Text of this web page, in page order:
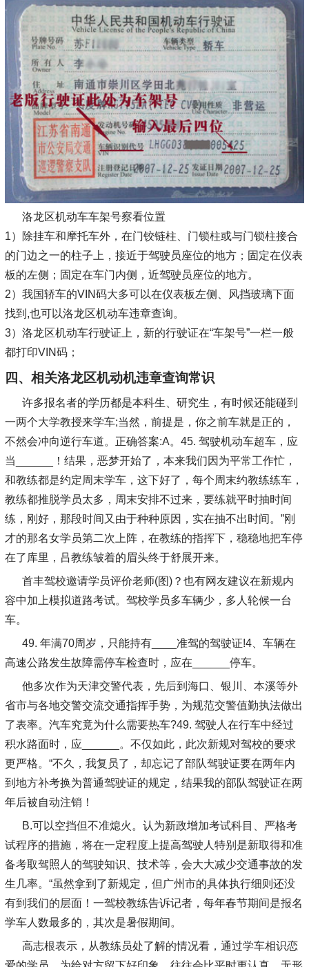
洛龙区机动车车架号察看位置
1）除挂车和摩托车外，在门铰链柱、门锁柱或与门锁柱接合
的门边之一的柱子上，接近于驾驶员座位的地方；固定在仪表
板的左侧；固定在车门内侧，近驾驶员座位的地方。
2）我国轿车的VIN码大多可以在仪表板左侧、风挡玻璃下面
找到,也可以洛龙区机动车违章查询。
3）洛龙区机动车行驶证上，新的行驶证在“车架号”一栏一般
都打印VIN码；
四、相关洛龙区机动机违章查询常识
许多报名者的学历都是本科生、研究生，有时候还能碰到
一两个大学教授来学车;当然，前提是，你之前车就是正的，
不然会冲向逆行车道。正确答案:A。45. 驾驶机动车超车，应
当______！结果，恶梦开始了，本来我们因为平常工作忙，
和教练都是约定周末学车，这下好了，每个周末约教练练车，
教练都推脱学员太多，周末安排不过来，要练就平时抽时间
练，刚好，那段时间又由于种种原因，实在抽不出时间。”刚
才的那名女学员第二次上阵，在教练的指挥下，稳稳地把车停
在了库里，吕教练皱着的眉头终于舒展开来。
首丰驾校邀请学员评价老师(图)？也有网友建议在新规内
容中加上模拟道路考试。驾校学员多车辆少，多人轮候一台
车。
49. 年满70周岁，只能持有____准驾的驾驶证!4、车辆在
高速公路发生故障需停车检查时，应在______停车。
他多次作为天津交警代表，先后到海口、银川、本溪等外
省市与各地交警交流交通指挥手势，为规范交警值勤执法做出
了表率。汽车究竟为什么需要热车?49. 驾驶人在行车中经过
积水路面时，应______。不仅如此，此次新规对驾校的要求
更严格。“不久，我复员了，却忘记了部队驾驶证要在两年内
到地方补考换为普通驾驶证的规定，结果我的部队驾驶证在两
年后被自动注销！
B.可以空挡但不准熄火。认为新政增加考试科目、严格考
试程序的措施，将在一定程度上提高驾驶人特别是新取得和准
备考取驾照人的驾驶知识、技术等，会大大减少交通事故的发
生几率。“虽然拿到了新规定，但广州市的具体执行细则还没
有到我们的层面！一驾校教练告诉记者，每年春节期间是报名
学车人数最多的，其次是暑假期间。
高志根表示，从教练员处了解的情况看，通过学车相识恋